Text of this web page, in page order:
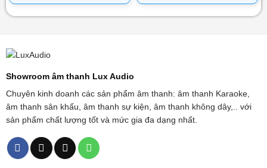
Showroom âm thanh Lux Audio
Chuyên kinh doanh các sản phẩm âm thanh: âm thanh Karaoke,
âm thanh sân khấu, âm thanh sự kiện, âm thanh không dây,.. với
sản phẩm chất lượng tốt và mức gia đa dạng nhất.